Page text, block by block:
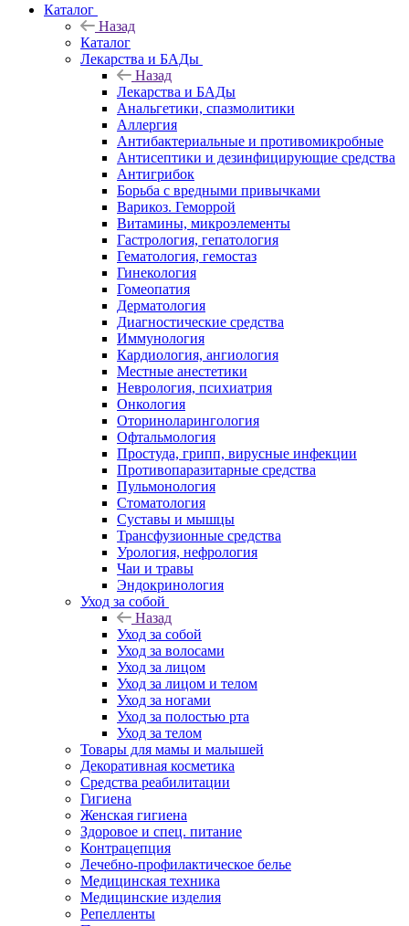
Каталог
Назад
Каталог
Лекарства и БАДы
Назад
Лекарства и БАДы
Анальгетики, спазмолитики
Аллергия
Антибактериальные и противомикробные
Антисептики и дезинфицирующие средства
Антигрибок
Борьба с вредными привычками
Варикоз. Геморрой
Витамины, микроэлементы
Гастрология, гепатология
Гематология, гемостаз
Гинекология
Гомеопатия
Дерматология
Диагностические средства
Иммунология
Кардиология, ангиология
Местные анестетики
Неврология, психиатрия
Онкология
Оториноларингология
Офтальмология
Простуда, грипп, вирусные инфекции
Противопаразитарные средства
Пульмонология
Стоматология
Суставы и мышцы
Трансфузионные средства
Урология, нефрология
Чаи и травы
Эндокринология
Уход за собой
Назад
Уход за собой
Уход за волосами
Уход за лицом
Уход за лицом и телом
Уход за ногами
Уход за полостью рта
Уход за телом
Товары для мамы и малышей
Декоративная косметика
Средства реабилитации
Гигиена
Женская гигиена
Здоровое и спец. питание
Контрацепция
Лечебно-профилактическое белье
Медицинская техника
Медицинские изделия
Репелленты